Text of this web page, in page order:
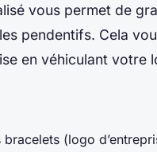
vous permet de
pendentifs. Cela
en véhiculant votre
(logo